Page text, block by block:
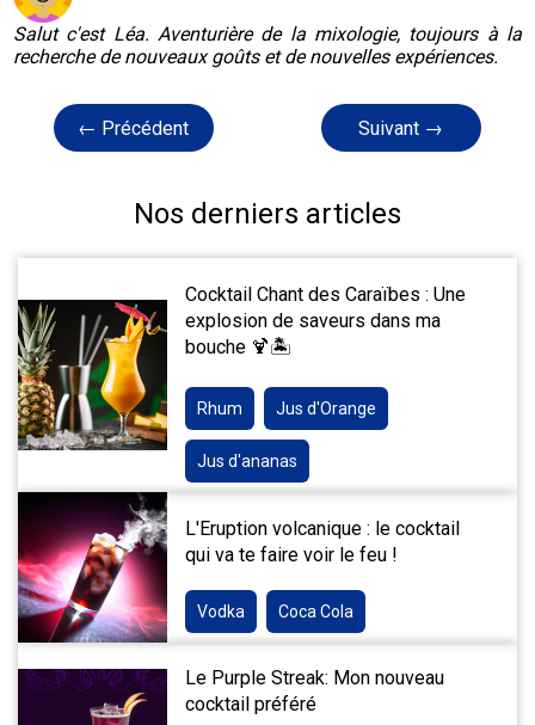
Salut c'est Léa. Aventurière de la mixologie, toujours à la
recherche de nouveaux goûts et de nouvelles expériences.
← Précédent Suivant →
Nos derniers articles
Cocktail Chant des Caraïbes : Une
explosion de saveurs dans ma
bouche 🍹🏝️
Rhum Jus d'Orange
Jus d'ananas
L'Eruption volcanique : le cocktail
qui va te faire voir le feu !
Vodka Coca Cola
Le Purple Streak: Mon nouveau
cocktail préféré